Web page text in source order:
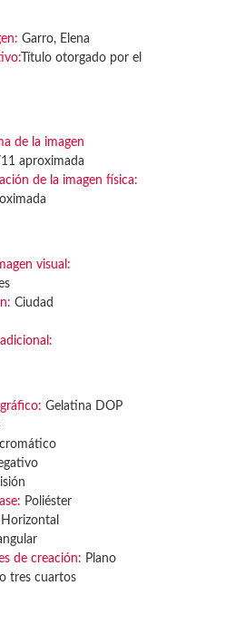
Garro, Elena
Título otorgado por el
de la imagen
aproximada
de la imagen física:
visual:
Ciudad
Gelatina DOP
Poliéster
Horizontal
de creación: Plano
tres cuartos